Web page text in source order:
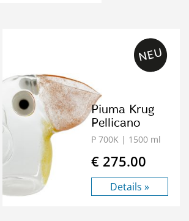
Piuma Krug
Pellicano
P 700K | 1500 ml
€ 275.00
Details »